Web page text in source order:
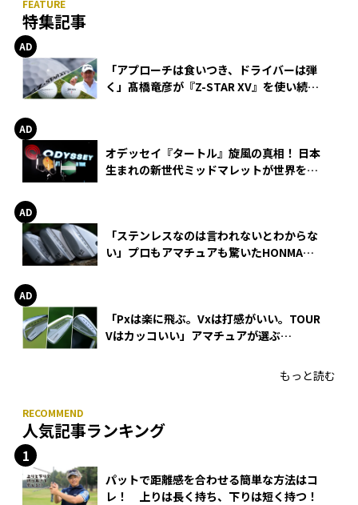
特集記事
「アプローチは食いつき、ドライバーは弾
く」髙橋竜彦が『Z-STAR XV』を使い続け
オデッセイ『タートル』旋風の真相！ 日本
生まれの新世代ミッドマレットが世界を席
「ステンレスなのは言われないとわからな
い」プロもアマチュアも驚いたHONMA
「Pxは楽に飛ぶ。Vxは打感がいい。TOUR
Vはカッコいい」アマチュアが選ぶ
もっと読む
人気記事ランキング
パットで距離感を合わせる簡単な方法はコ
レ！ 上りは長く持ち、下りは短く持つ！